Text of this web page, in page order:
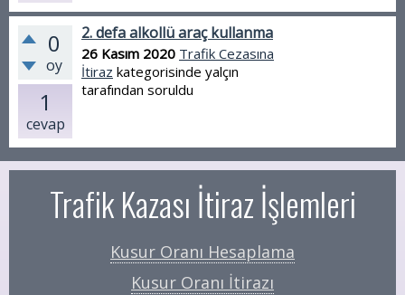
0
oy
1
cevap
2. defa alkollü araç kullanma
26 Kasım 2020 Trafik Cezasına
İtiraz kategorisinde yalçın
tarafından soruldu
Trafik Kazası İtiraz İşlemleri
Kusur Oranı Hesaplama
Kusur Oranı İtirazı